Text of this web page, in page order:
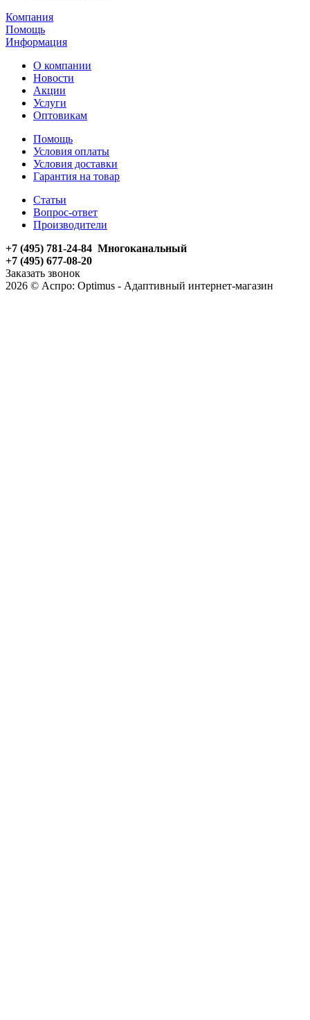
Компания
Помощь
Информация
О компании
Новости
Акции
Услуги
Оптовикам
Помощь
Условия оплаты
Условия доставки
Гарантия на товар
Статьи
Вопрос-ответ
Производители
+7 (495) 781-24-84 Многоканальный
+7 (495) 677-08-20
Заказать звонок
2026 © Аспро: Optimus - Адаптивный интернет-магазин